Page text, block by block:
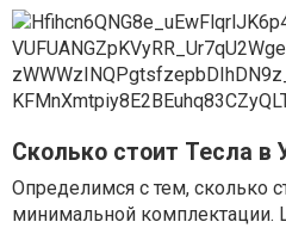
Сколько стоит Тесла в
Определимся с тем, сколько
минимальной комплектации.